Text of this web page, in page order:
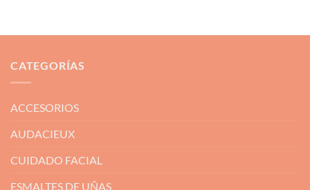
CATEGORÍAS
ACCESORIOS
AUDACIEUX
CUIDADO FACIAL
ESMALTES DE UÑAS